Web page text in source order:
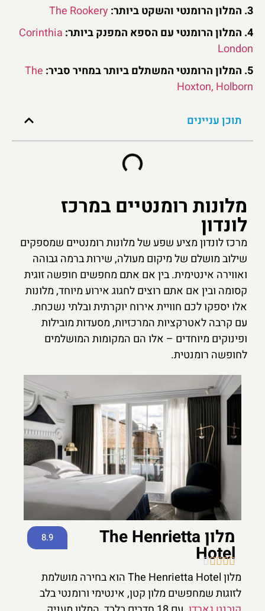
The Rookery
Corinthia
The
Hoxton,
תוכן עניינים
מלונות רומנטיים במרכז
לונדון
מרכז לונדון מציע שפע של מלונות רומנטיים שמספקים
שילוב מושלם של מיקום מעולה, שירות ברמה גבוהה
ואווירה אינטימית. בין אם אתם מחפשים חופשה זוגית
קסומה ובין אם אתם רוצים לחגוג אירוע מיוחד, מלונות
אלו יספקו לכם חוויית אירוח יוקרתית ובלתי נשכחת.
עם קרבה לאטרקציות המרכזיות, מסעדות מובילות
ופינוקים מיוחדים – אלו הם המקומות המושלמים
לחופשה רומנטית.
מלון The Henrietta
Hotel
8.9



מלון The Henrietta Hotel הוא בחירה מושלמת
לזוגות שמחפשים מלון קטן, אינטימי ורומנטי בלב